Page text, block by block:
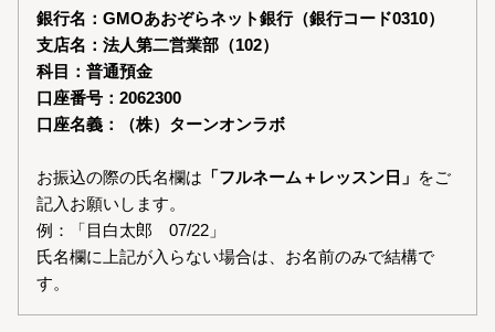
銀行名：GMOあおぞらネット銀行（銀行コード0310）
支店名：法人第二営業部（102）
科目：普通預金
口座番号：2062300
口座名義：（株）ターンオンラボ
お振込の際の氏名欄は 「フルネーム＋レッスン日」 をご
記入お願いします。
例：「目白太郎 07/22」
氏名欄に上記が入らない場合は、お名前のみで結構で
す。